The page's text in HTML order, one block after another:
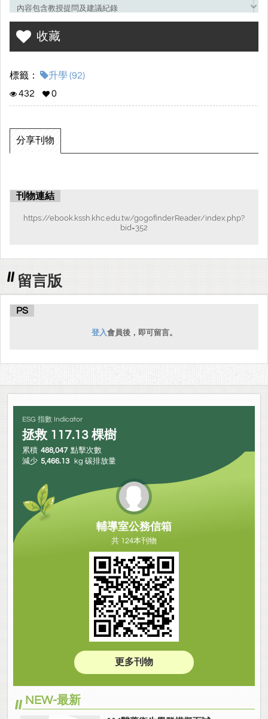
內容包含教授提問及建議紀錄
收藏
標籤：
升學 (92)
432
0
分享刊物
刊物連結
https://ebook.kssh.khc.edu.tw/gogofinderReader/index.php?
bid=352
留言版
PS
登入會員後，即可留言。
ESG 指數 Indicator
拯救 117.13 棵樹
累積 488,047 點擊次數
減少 5,466.13 kg 碳排放量
輔導室公務信箱
共 124本刊物
更多刊物
NEW-最新